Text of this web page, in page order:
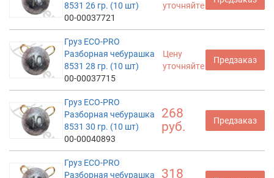
8531 26 гр. (10 шт)
00-00037721
уточняйте
Груз ECO-PRO
Разборная чебурашка
8531 28 гр. (10 шт)
00-00037715
Цену
уточняйте
Предзаказ
Груз ECO-PRO
Разборная чебурашка
8531 30 гр. (10 шт)
00-00040893
268
руб.
Предзаказ
Груз ECO-PRO
Разборная чебурашка
318